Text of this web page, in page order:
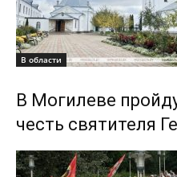
В области
В Могилеве
честь святителя